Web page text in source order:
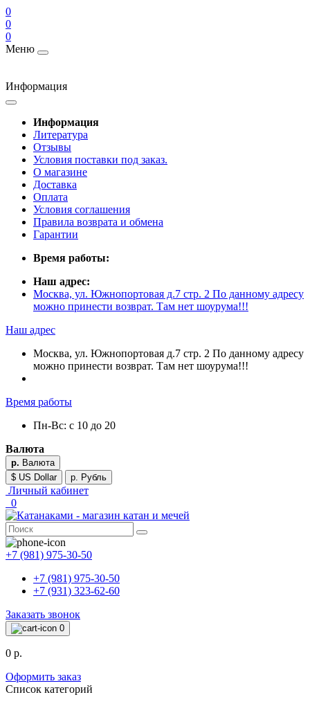
0
0
0
Меню
Информация
Информация
Литература
Отзывы
Условия поставки под заказ.
О магазине
Доставка
Оплата
Условия соглашения
Правила возврата и обмена
Гарантии
Время работы:
Наш адрес:
Москва, ул. Южнопортовая д.7 стр. 2 По данному адресу
можно принести возврат. Там нет шоурума!!!
Наш адрес
Москва, ул. Южнопортовая д.7 стр. 2 По данному адресу
можно принести возврат. Там нет шоурума!!!
Время работы
Пн-Вс: с 10 до 20
Валюта
р. Валюта
$ US Dollar
р. Рубль
Личный кабинет
0
+7 (981) 975-30-50
+7 (981) 975-30-50
+7 (931) 323-62-60
Заказать звонок
0
0 р.
Оформить заказ
Список категорий